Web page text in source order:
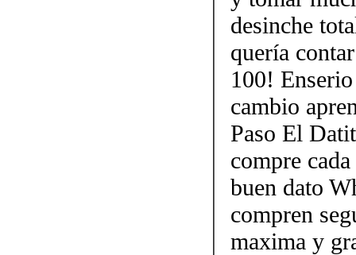
desinche
quería
100!
cambio
Paso El
compre
buen dato
compren
maxima y